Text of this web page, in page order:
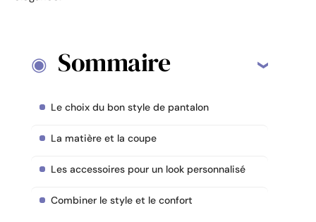
Sommaire
Le choix du bon style de pantalon
La matière et la coupe
Les accessoires pour un look personnalisé
Combiner le style et le confort